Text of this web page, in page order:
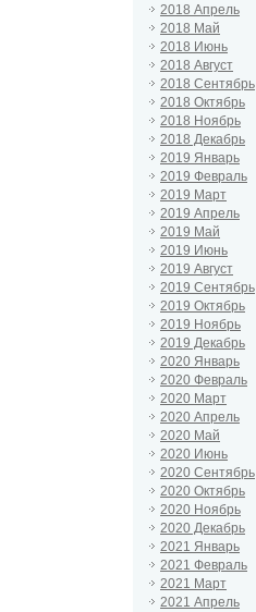
2018 Апрель
2018 Май
2018 Июнь
2018 Август
2018 Сентябрь
2018 Октябрь
2018 Ноябрь
2018 Декабрь
2019 Январь
2019 Февраль
2019 Март
2019 Апрель
2019 Май
2019 Июнь
2019 Август
2019 Сентябрь
2019 Октябрь
2019 Ноябрь
2019 Декабрь
2020 Январь
2020 Февраль
2020 Март
2020 Апрель
2020 Май
2020 Июнь
2020 Сентябрь
2020 Октябрь
2020 Ноябрь
2020 Декабрь
2021 Январь
2021 Февраль
2021 Март
2021 Апрель